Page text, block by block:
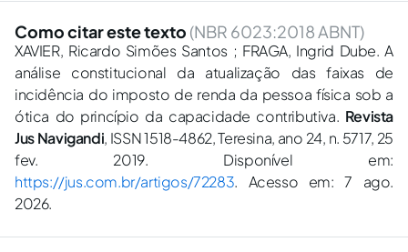
Como citar este texto (NBR 6023:2018 ABNT)
XAVIER, Ricardo Simões Santos ; FRAGA, Ingrid Dube. A
análise constitucional da atualização das faixas de
incidência do imposto de renda da pessoa física sob a
ótica do princípio da capacidade contributiva. Revista
Jus Navigandi, ISSN 1518-4862, Teresina, ano 24, n. 5717, 25
fev. 2019. Disponível em:
https://jus.com.br/artigos/72283. Acesso em: 7 ago.
2026.